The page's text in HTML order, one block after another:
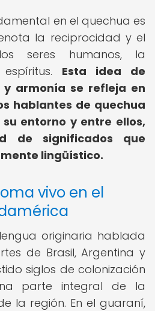
en el quechua es
la reciprocidad y el
seres humanos, la
Esta idea de
y armonía se refleja en
hablantes de quechua
entorno y entre ellos,
de significados que
lingüístico.
vivo en el
originaria hablada
de Brasil, Argentina y
siglos de colonización
parte integral de la
la región. En el guaraní,